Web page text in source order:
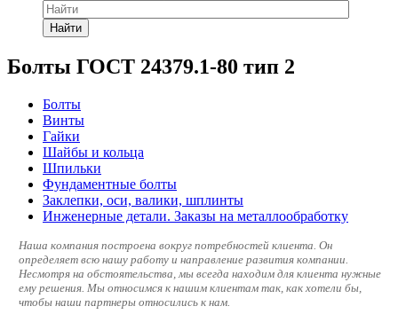
Найти
Болты ГОСТ 24379.1-80 тип 2
Болты
Винты
Гайки
Шайбы и кольца
Шпильки
Фундаментные болты
Заклепки, оси, валики, шплинты
Инженерные детали. Заказы на металлообработку
Наша компания построена вокруг потребностей клиента. Он
определяет всю нашу работу и направление развития компании.
Несмотря на обстоятельства, мы всегда находим для клиента нужные
ему решения. Мы относимся к нашим клиентам так, как хотели бы,
чтобы наши партнеры относились к нам.